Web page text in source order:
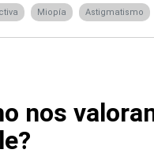
Miopía Astigmatismo
nos